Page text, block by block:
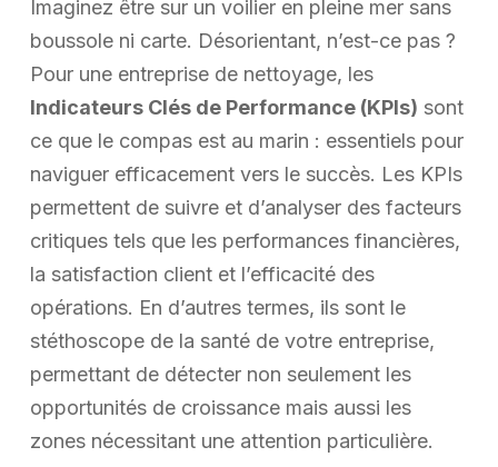
Imaginez être sur un voilier en pleine mer sans
boussole ni carte. Désorientant, n’est-ce pas ?
Pour une entreprise de nettoyage, les
Indicateurs Clés de Performance (KPIs) sont
ce que le compas est au marin : essentiels pour
naviguer efficacement vers le succès. Les KPIs
permettent de suivre et d’analyser des facteurs
critiques tels que les performances financières,
la satisfaction client et l’efficacité des
opérations. En d’autres termes, ils sont le
stéthoscope de la santé de votre entreprise,
permettant de détecter non seulement les
opportunités de croissance mais aussi les
zones nécessitant une attention particulière.